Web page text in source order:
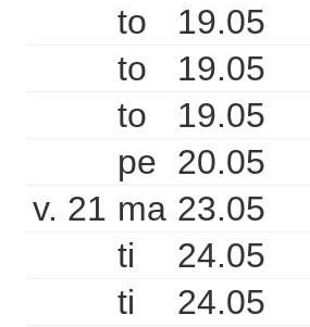
to
19.05
to
19.05
to
19.05
pe 20.05
v. 21 ma 23.05
ti
24.05
ti
24.05